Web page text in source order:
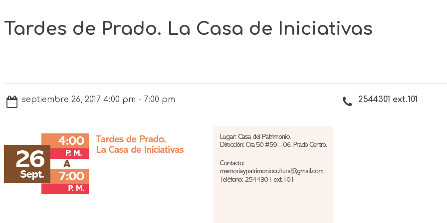
Tardes de Prado. La Casa de Iniciativas
septiembre 26, 2017 4:00 pm - 7:00 pm 2544301 ext.101